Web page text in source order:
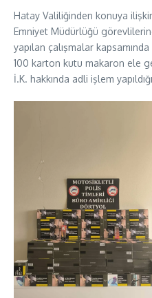
Hatay Valiliğinden konuya
Emniyet Müdürlüğü
yapılan çalışmalar
100 karton kutu makaron ele
İ.K. hakkında adli işlem